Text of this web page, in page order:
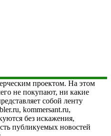
проектом. На этом
не покупают, ни какие
собой ленту
kommersant.ru,
без искажения,
публикуемых новостей